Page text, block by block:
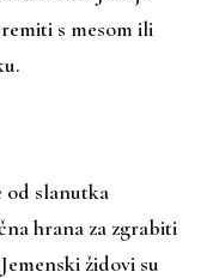
s mesom ili
od slanutka
hrana za zgrabiti
židovi su